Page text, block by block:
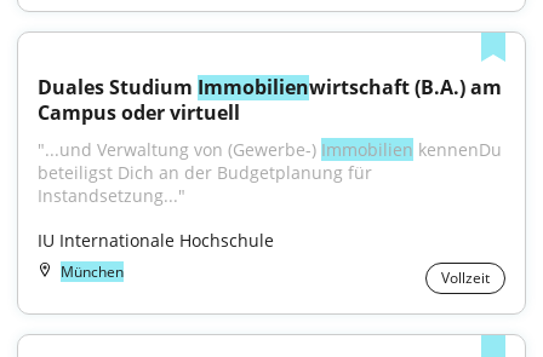
Duales Studium Immobilienwirtschaft (B.A.) am
Campus oder virtuell
"...und Verwaltung von (Gewerbe-) Immobilien kennenDu
beteiligst Dich an der Budgetplanung für
Instandsetzung..."
IU Internationale Hochschule
München Vollzeit